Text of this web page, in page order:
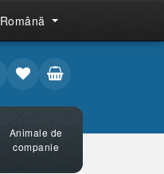
Română
Animale de
companie